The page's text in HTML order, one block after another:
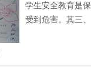
学生安全教育是
受到危害。其三